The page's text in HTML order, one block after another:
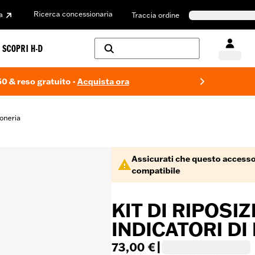
Ricerca concessionaria Traccia ordine
SCOPRI H-D
& reso gratuito -Acquista ora
Assicurati che questo
compatibile
KIT DI
INDICATORI DI
73,00 €